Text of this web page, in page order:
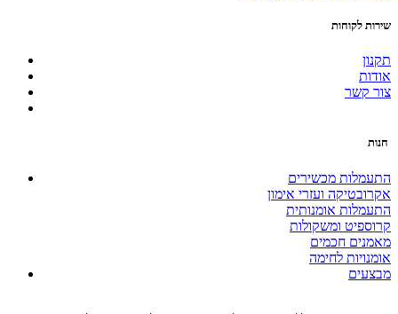
שירות לקוחות
תקנון
אודות
צור קשר
התעמלות מכשירים
אקרובטיקה ועזרי אימון
התעמלות אומנותית
קרוספיט ומשקולות
מאמנים חכמים
אומנויות לחימה
מבצעים